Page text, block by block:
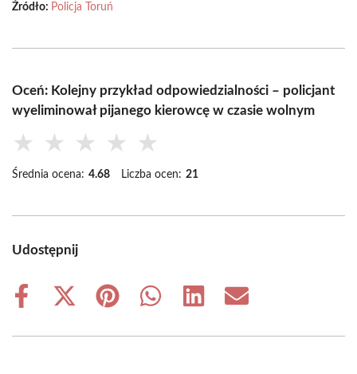
Źródło: Policja Toruń
Oceń: Kolejny przykład odpowiedzialności – policjant
wyeliminował pijanego kierowcę w czasie wolnym
★ ★ ★ ★ ★
Średnia ocena: 4.68 Liczba ocen: 21
Udostępnij
Share
Share
(Twitter)
Share
Share
Share
Share